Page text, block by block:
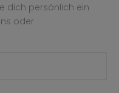
dich persönlich ein
oder